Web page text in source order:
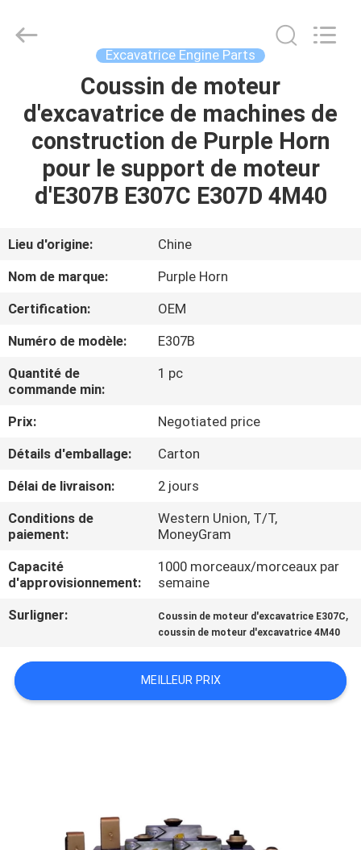
MAISON
DES
PRODUITS
SUJET
DE
NOUS
VISITE
D'USINE
CONTRÔLE
DE
QUALITÉ
CONTACTEZ-
NOUS
BLOG
DEMANDEZ
UNE
Reserved.
Excavatrice Engine Parts
Coussin de moteur
d'excavatrice de machines de
construction de Purple Horn
pour le support de moteur
d'E307B E307C E307D 4M40
Lieu d'origine:
Chine
Nom de marque:
Purple Horn
Certification:
OEM
Numéro de modèle:
E307B
Quantité de
commande min:
1 pc
Prix:
Negotiated price
Détails d'emballage:
Carton
Délai de livraison:
2 jours
Conditions de
paiement:
Western Union, T/T,
MoneyGram
Capacité
d'approvisionnement:
1000 morceaux/morceaux par
semaine
Surligner:
Coussin de moteur d'excavatrice E307C,
coussin de moteur d'excavatrice 4M40
MEILLEUR PRIX